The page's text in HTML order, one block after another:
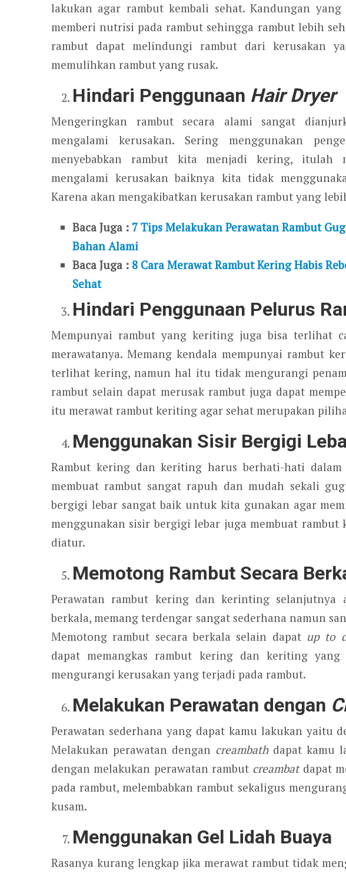
lakukan agar rambut kembali sehat. Kandungan
memberi nutrisi pada rambut sehingga rambut lebih
rambut dapat melindungi rambut dari kerusakan
memulihkan rambut yang rusak.
Hindari Penggunaan Hair Dryer
Mengeringkan rambut secara alami sangat
mengalami kerusakan. Sering menggunakan
menyebabkan rambut kita menjadi kering, itulah
mengalami kerusakan baiknya kita tidak
Karena akan mengakibatkan kerusakan rambut yang
Baca Juga : 7 Tips Melakukan Perawatan Rambut
Bahan Alami
Baca Juga : 8 Cara Merawat Rambut Kering Habis
Sehat
Hindari Penggunaan Pelurus
Mempunyai rambut yang keriting juga bisa terlihat
merawatanya. Memang kendala mempunyai rambut
terlihat kering, namun hal itu tidak mengurangi
rambut selain dapat merusak rambut juga dapat
itu merawat rambut keriting agar sehat merupakan
Menggunakan Sisir Bergigi
Rambut kering dan keriting harus berhati-hati
membuat rambut sangat rapuh dan mudah sekali
bergigi lebar sangat baik untuk kita gunakan agar
menggunakan sisir bergigi lebar juga membuat
diatur.
Memotong Rambut Secara
Perawatan rambut kering dan kerinting selanjutnya
berkala, memang terdengar sangat sederhana namun
Memotong rambut secara berkala selain dapat up to
dapat memangkas rambut kering dan keriting
mengurangi kerusakan yang terjadi pada rambut.
Melakukan Perawatan dengan
Perawatan sederhana yang dapat kamu lakukan yaitu
Melakukan perawatan dengan creambathdapat kamu
dengan melakukan perawatan rambut creambatdapat
pada rambut, melembabkan rambut sekaligus
kusam.
Menggunakan Gel Lidah Buaya
Rasanya kurang lengkap jika merawat rambut tidak